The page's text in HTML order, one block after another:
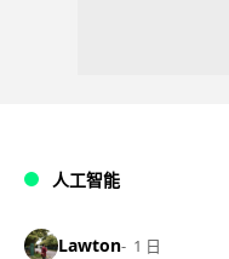
人工智能
Lawton 1 日